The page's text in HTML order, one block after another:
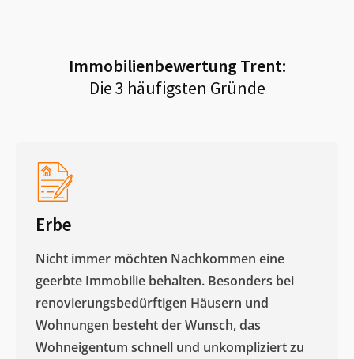
Immobilienbewertung Trent:
Die 3 häufigsten Gründe
Erbe
Nicht immer möchten Nachkommen eine
geerbte Immobilie behalten. Besonders bei
renovierungsbedürftigen Häusern und
Wohnungen besteht der Wunsch, das
Wohneigentum schnell und unkompliziert zu